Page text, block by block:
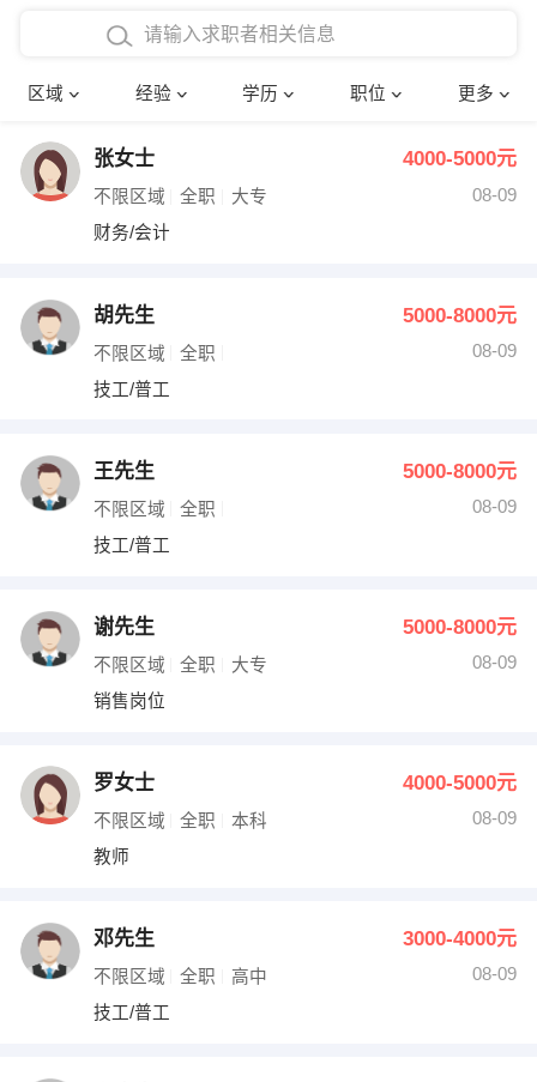
区域 经验 学历 职位 更多
在校学生工作经验
四年以上工作经验
五年以上工作经验
博士
文员 护士
财务会计
网络IT
收银员
水电/机修
编辑 法律
其他职位
确定
张女士 4000-5000元
不限区域 全职 大专
08-09
财务/会计
胡先生 5000-8000元
不限区域 全职
08-09
技工/普工
王先生 5000-8000元
不限区域 全职
08-09
技工/普工
谢先生 5000-8000元
不限区域 全职 大专
08-09
销售岗位
罗女士 4000-5000元
不限区域 全职 本科
08-09
教师
邓先生 3000-4000元
不限区域 全职 高中
08-09
技工/普工